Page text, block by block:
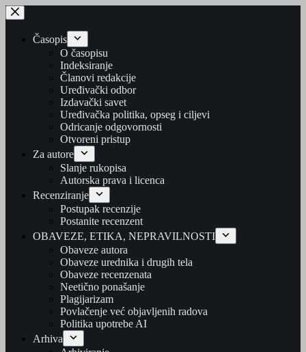
Skip
to
contentČasopis
O časopisu
Indeksiranje
Članovi redakcije
Uređivački odbor
Izdavački savet
Uređivačka politika, opseg i ciljevi
Odricanje odgovornosti
Otvoreni pristup
Za autore
Slanje rukopisa
Autorska prava i licenca
Recenziranje
Postupak recenzije
Postanite recenzent
OBAVEZE, ETIKA, NEPRAVILNOSTI
Obaveze autora
Obaveze urednika i drugih tela
Obaveze recenzenata
Neetično ponašanje
Plagijarizam
Povlačenje već objavljenih radova
Politika upotrebe AI
Arhiva